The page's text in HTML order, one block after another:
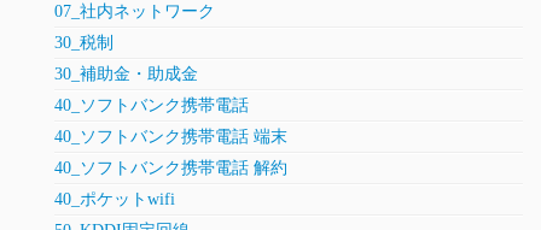
07_社内ネットワーク
30_税制
30_補助金・助成金
40_ソフトバンク携帯電話
40_ソフトバンク携帯電話 端末
40_ソフトバンク携帯電話 解約
40_ポケットwifi